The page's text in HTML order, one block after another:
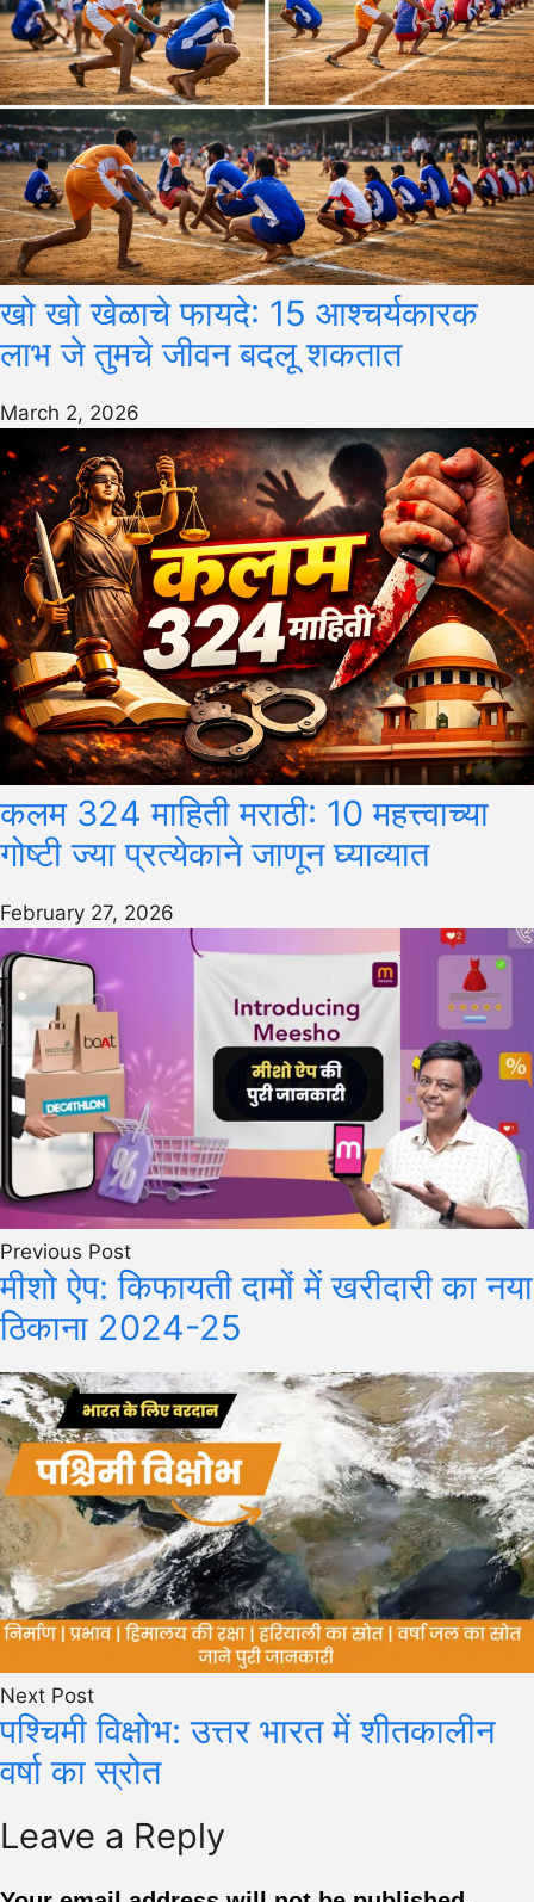
खो खो खेळाचे फायदे: 15 आश्चर्यकारक
लाभ जे तुमचे जीवन बदलू शकतात
March 2, 2026
कलम 324 माहिती मराठी: 10 महत्त्वाच्या
गोष्टी ज्या प्रत्येकाने जाणून घ्याव्यात
February 27, 2026
Previous Post
मीशो ऐप: किफायती दामों में खरीदारी का नया
ठिकाना 2024-25
Next Post
पश्चिमी विक्षोभ: उत्तर भारत में शीतकालीन
वर्षा का स्रोत
Leave a Reply